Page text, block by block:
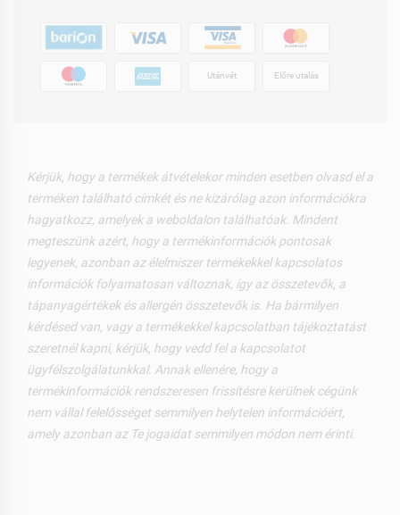
Utánvét Előre utalás
Kérjük, hogy a termékek átvételekor minden esetben olvasd el a
terméken található címkét és ne kizárólag azon információkra
hagyatkozz, amelyek a weboldalon találhatóak. Mindent
megteszünk azért, hogy a termékinformációk pontosak
legyenek, azonban az élelmiszer termékekkel kapcsolatos
információk folyamatosan változnak, így az összetevők, a
tápanyagértékek és allergén összetevők is. Ha bármilyen
kérdésed van, vagy a termékekkel kapcsolatban tájékoztatást
szeretnél kapni, kérjük, hogy vedd fel a kapcsolatot
ügyfélszolgálatunkkal. Annak ellenére, hogy a
termékinformációk rendszeresen frissítésre kerülnek cégünk
nem vállal felelősséget semmilyen helytelen információért,
amely azonban az Te jogaidat semmilyen módon nem érinti.